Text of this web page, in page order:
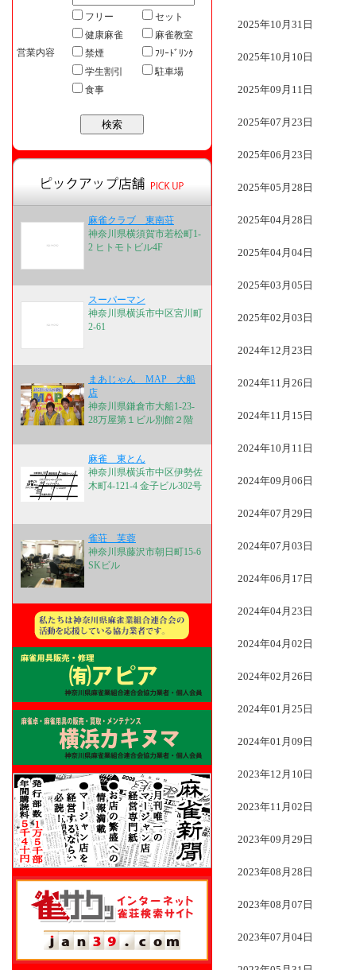
営業内容
フリー
セット
健康麻雀
麻雀教室
禁煙
ﾌﾘｰﾄﾞﾘﾝｸ
学生割引
駐車場
食事
麻雀クラブ 東南荘
神奈川県横須賀市若松町1-
2 ヒトモトビル4F
スーパーマン
神奈川県横浜市中区宮川町
2-61
まあじゃん MAP 大船
店
神奈川県鎌倉市大船1-23-
28万屋第１ビル別館２階
麻雀 東とん
神奈川県横浜市中区伊勢佐
木町4-121-4 金子ビル302号
雀荘 芙蓉
神奈川県藤沢市朝日町15-6
SKビル
2025年10月31日
2025年10月10日
2025年09月11日
2025年07月23日
2025年06月23日
2025年05月28日
2025年04月28日
2025年04月04日
2025年03月05日
2025年02月03日
2024年12月23日
2024年11月26日
2024年11月15日
2024年10月11日
2024年09月06日
2024年07月29日
2024年07月03日
2024年06月17日
2024年04月23日
2024年04月02日
2024年02月26日
2024年01月25日
2024年01月09日
2023年12月10日
2023年11月02日
2023年09月29日
2023年08月28日
2023年08月07日
2023年07月04日